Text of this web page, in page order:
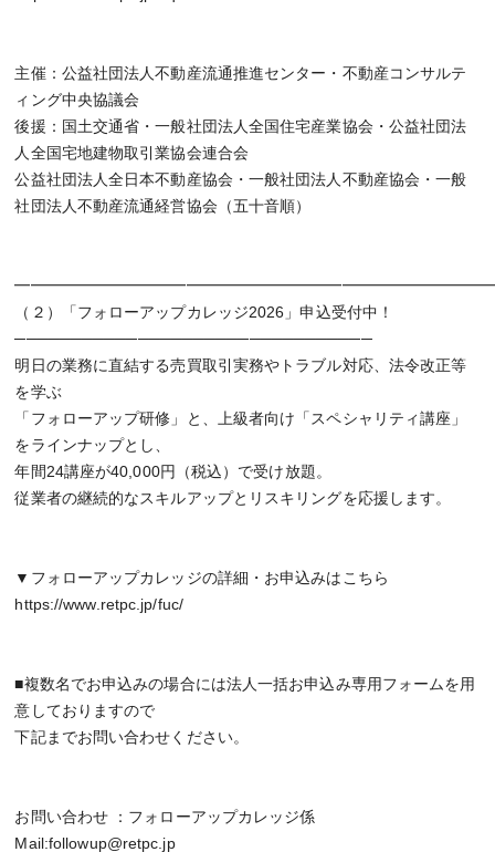
主催：公益社団法人不動産流通推進センター・不動産コンサルテ
ィング中央協議会
後援：国土交通省・一般社団法人全国住宅産業協会・公益社団法
人全国宅地建物取引業協会連合会
公益社団法人全日本不動産協会・一般社団法人不動産協会・一般
社団法人不動産流通経営協会（五十音順）
（２）「フォローアップカレッジ2026」申込受付中！
────────────────────────────────
明日の業務に直結する売買取引実務やトラブル対応、法令改正等
を学ぶ
「フォローアップ研修」と、上級者向け「スペシャリティ講座」
をラインナップとし、
年間24講座が40,000円（税込）で受け放題。
従業者の継続的なスキルアップとリスキリングを応援します。
▼フォローアップカレッジの詳細・お申込みはこちら
https://www.retpc.jp/fuc/
■複数名でお申込みの場合には法人一括お申込み専用フォームを用
意しておりますので
下記までお問い合わせください。
お問い合わせ ：フォローアップカレッジ係
Mail:followup@retpc.jp